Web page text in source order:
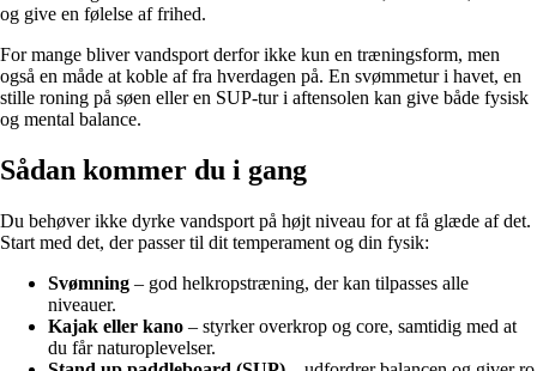
og give en følelse af frihed.
For mange bliver vandsport derfor ikke kun en træningsform, men
også en måde at koble af fra hverdagen på. En svømmetur i havet, en
stille roning på søen eller en SUP-tur i aftensolen kan give både fysisk
og mental balance.
Sådan kommer du i gang
Du behøver ikke dyrke vandsport på højt niveau for at få glæde af det.
Start med det, der passer til dit temperament og din fysik:
Svømning – god helkropstræning, der kan tilpasses alle
niveauer.
Kajak eller kano – styrker overkrop og core, samtidig med at
du får naturoplevelser.